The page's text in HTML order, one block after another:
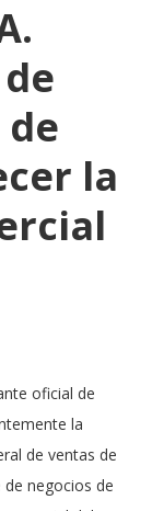
la
oficial de
la
de ventas de
negocios de